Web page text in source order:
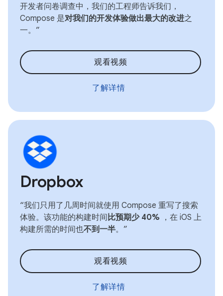
开发者问卷调查中，我们的工程师告诉我们，
Compose 是对我们的开发体验做出最大的改进之
一。”
观看视频
了解详情
Dropbox
“我们只用了几周时间就使用 Compose 重写了搜索
体验。该功能的构建时间比预期少 40% ，在 iOS 上
构建所需的时间也不到一半。”
观看视频
了解详情